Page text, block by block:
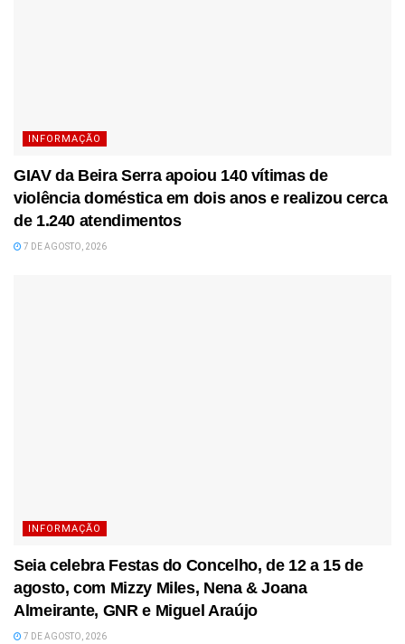
INFORMAÇÃO
GIAV da Beira Serra apoiou 140 vítimas de
violência doméstica em dois anos e realizou cerca
de 1.240 atendimentos
7 DE AGOSTO, 2026
INFORMAÇÃO
Seia celebra Festas do Concelho, de 12 a 15 de
agosto, com Mizzy Miles, Nena & Joana
Almeirante, GNR e Miguel Araújo
7 DE AGOSTO, 2026